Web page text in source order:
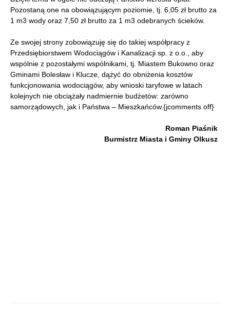
Pozostaną one na obowiązującym poziomie, tj. 6,05 zł brutto za
1 m3 wody oraz 7,50 zł brutto za 1 m3 odebranych ścieków.
Ze swojej strony zobowiązuję się do takiej współpracy z
Przedsiębiorstwem Wodociągów i Kanalizacji sp. z o.o., aby
wspólnie z pozostałymi wspólnikami, tj. Miastem Bukowno oraz
Gminami Bolesław i Klucze, dążyć do obniżenia kosztów
funkcjonowania wodociągów, aby wnioski taryfowe w latach
kolejnych nie obciążały nadmiernie budżetów: zarówno
samorządowych, jak i Państwa – Mieszkańców.{jcomments off}
Roman Piaśnik
Burmistrz Miasta i Gminy Olkusz